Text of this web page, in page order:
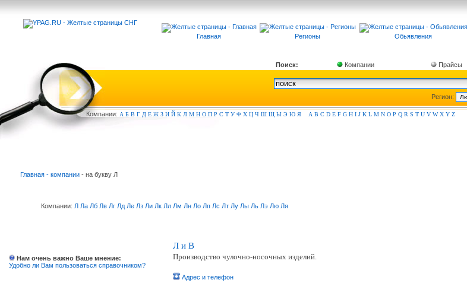
Главная Регионы Обьявления
Поиск: Компании Прайсы
Регион:
Компании: А Б В Г Д Е Ж З И Й К Л М Н О П Р С Т У Ф Х Ц Ч Ш Щ Ы Э Ю Я A B C D E F G H I J K L M N O P Q R S T U V W X Y Z
Главная - компании - на букву Л
Компании: Л Ла Лб Лв Лг Лд Ле Лз Ли Лк Лл Лм Лн Ло Лп Лс Лт Лу Лы Ль Лэ Лю Ля
Нам очень важно Ваше мнение:
Удобно ли Вам пользоваться справочником?
Л и В
Производство чулочно-носочных изделий.
Адрес и телефон